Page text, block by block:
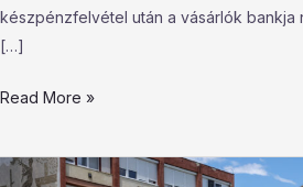
készpénzfelvétel után a vásárlók bankja
[…]
Read More »
Szépen